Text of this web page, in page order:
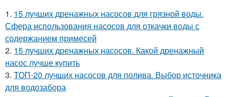
1. 15 лучших дренажных насосов для грязной воды.
Сфера использования насосов для откачки воды с
содержанием примесей
2. 15 лучших дренажных насосов. Какой дренажный
насос лучше купить
3. ТОП-20 лучших насосов для полива. Выбор источника
для водозабора